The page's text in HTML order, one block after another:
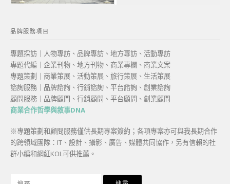
品牌服務項目
專題採訪｜人物專訪、品牌專訪、地方專訪、活動專訪
專題代編｜企業刊物、地方刊物、商業專欄、商業文案
專題策劃｜商業策展、活動策展、旅行策展、生活策展
諮詢服務｜品牌諮詢、行銷諮詢、平台諮詢、創業諮詢
顧問服務｜品牌顧問、行銷顧問、平台顧問、創業顧問
商業合作哲學與敘事DNA
※專題策劃和顧問服務僅供長期專案簽約；各項專案亦可與我長期合作
的跨領域團隊：IT、設計、攝影、廣告、媒體共同協作，另有信賴的社
群小編和網紅KOL可供推薦。